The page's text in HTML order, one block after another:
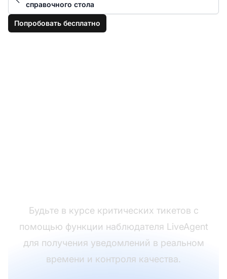
справочного стола
Попробовать бесплатно
Будьте в курсе критических тикетов с
помощью функции наблюдателя LiveAgent
для получения уведомлений в реальном
времени и контроля качества.